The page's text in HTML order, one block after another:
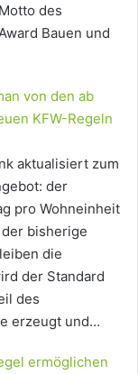
des
Bauen und
von den ab
KFW-Regeln
aktualisiert zum
der
pro Wohneinheit
bisherige
die
der Standard
des
erzeugt und…
ermöglichen